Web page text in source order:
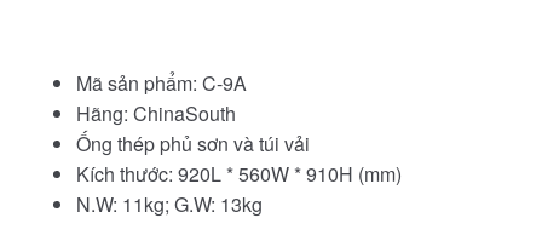
Mã sản phẩm: C-9A
Hãng: ChinaSouth
Ống thép phủ sơn và túi vải
Kích thước: 920L * 560W * 910H (mm)
N.W: 11kg; G.W: 13kg